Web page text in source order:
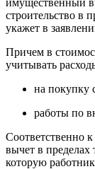
строительство в
укажет в
Причем в
учитывать
на покупку
работы по
Соответственно
вычет в пределах
которую